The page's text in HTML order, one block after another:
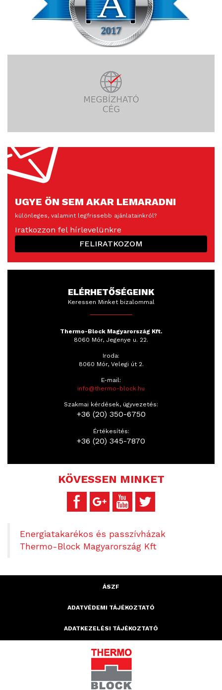
UGYE ÖN SEM AKAR LEMARADNI
különleges, valamint legfrissebb ajánlatainkról?
Iratkozzon fel hírlevelünkre
FELIRATKOZOM
ELÉRHETŐSÉGEINK
Keressen Minket bizalommal
Thermo-Block Magyarország Kft.
8060 Mór, Jegenye u. 22.
Iroda:
8060 Mór, Velegi út 2.
E-mail:
info@thermo-block.hu
Szakmai kérdések, ügyvezetés:
+36 (20) 350-6750
Értékesítés:
+36 (20) 345-7870
KÖVESSEN MINKET
Energiatakarékos és passzívházak
Thermo-Block Magyarország Kft
ÁSZF
ADATVÉDEMI TÁJÉKOZTATÓ
ADATKEZELÉSI TÁJÉKOZTATÓ